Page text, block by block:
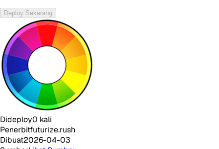
Deploy Sekarang
Dideploy0 kali
Penerbitfuturize.rush
Dibuat2026-04-03